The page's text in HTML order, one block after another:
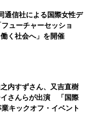
通信社による国際女性デ
ューチャーセッショ
く社会へ」を開催
内すずさん、又吉直樹
イさんらが出演 「国際
キックオフ・イベント